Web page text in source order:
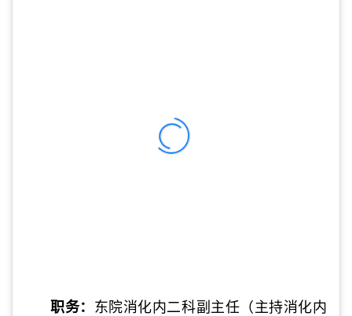
职务： 东院消化内二科副主任（主持消化内